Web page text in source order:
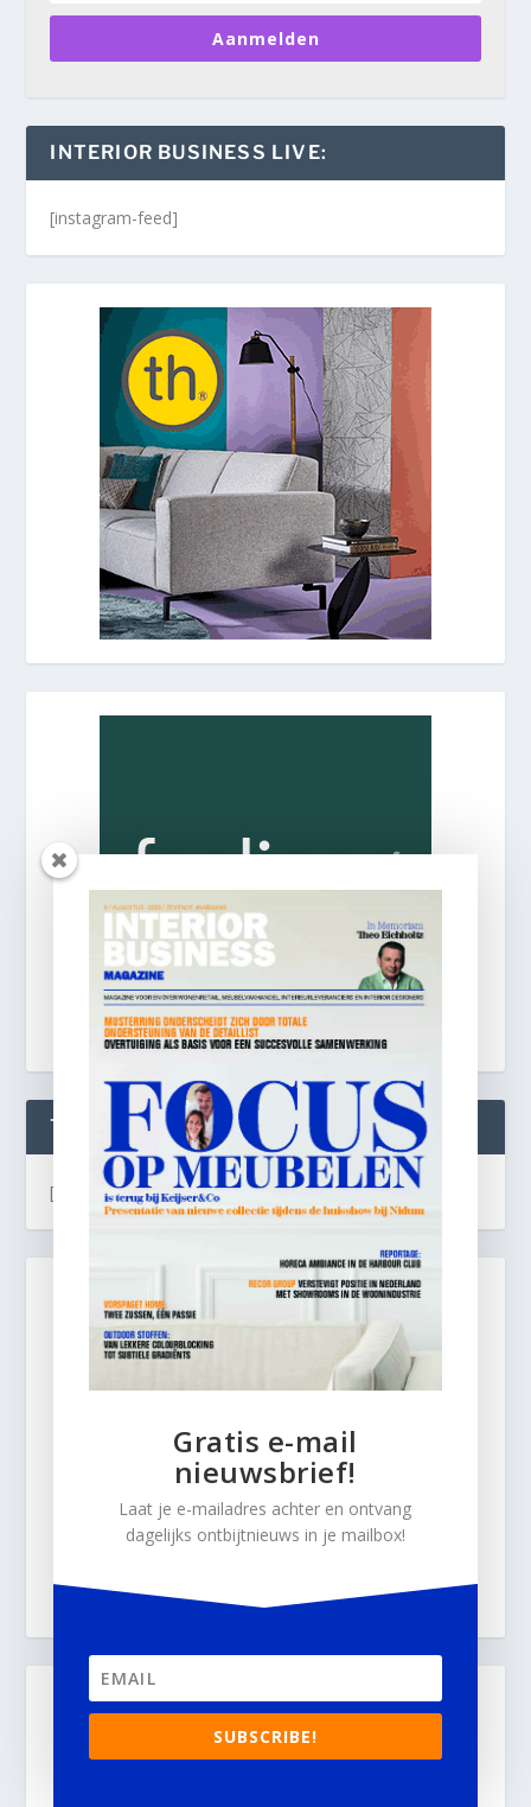
Aanmelden
INTERIOR BUSINESS LIVE:
[instagram-feed]
TWEETS
[custom-twitter-feeds]
Gratis e-mail
nieuwsbrief!
Laat je e-mailadres achter en ontvang
dagelijks ontbijtnieuws in je mailbox!
SUBSCRIBE!